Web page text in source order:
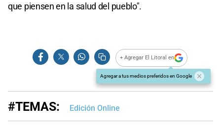
que piensen en la salud del pueblo".
+ Agregar El Litoral en
Agregar a tus medios preferidos en Google
#TEMAS: Edición Online